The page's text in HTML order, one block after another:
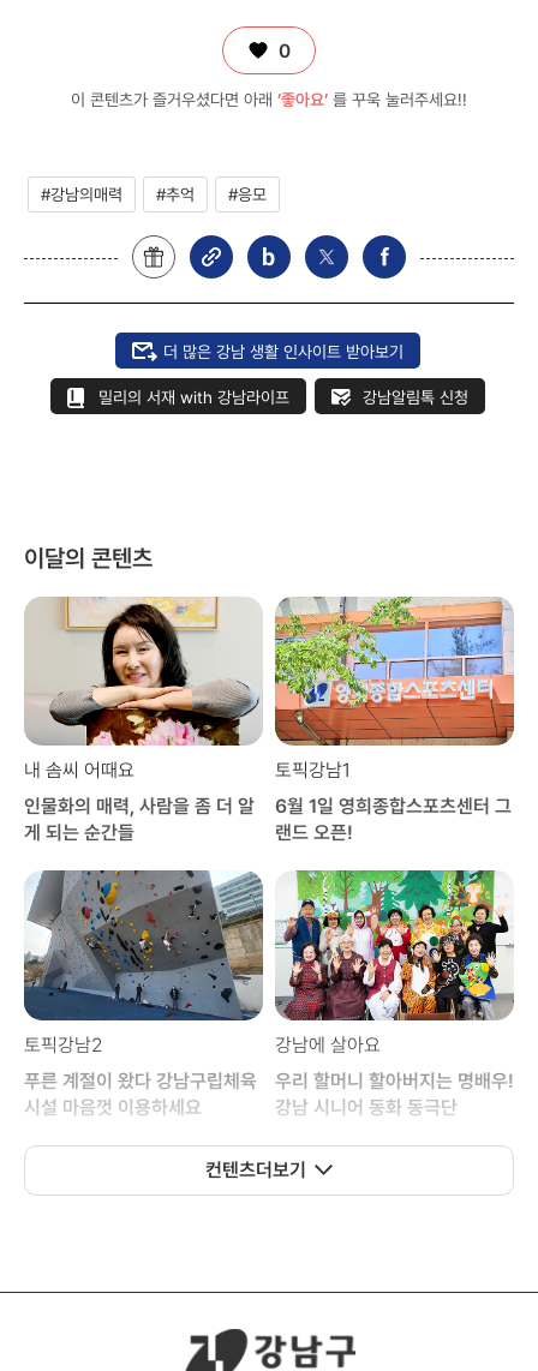
0
이 콘텐츠가 즐거우셨다면 아래 ’좋아요’ 를 꾸욱 눌러주세요!!
#강남의매력 #추억 #응모
더 많은 강남 생활 인사이트 받아보기
밀리의 서재 with 강남라이프 강남알림톡 신청
이달의 콘텐츠
내 솜씨 어때요
인물화의 매력, 사람을 좀 더 알
게 되는 순간들
토픽강남1
6월 1일 영희종합스포츠센터 그
랜드 오픈!
토픽강남2
푸른 계절이 왔다 강남구립체육
시설 마음껏 이용하세요
강남에 살아요
우리 할머니 할아버지는 명배우!
강남 시니어 동화 동극단
컨텐츠더보기